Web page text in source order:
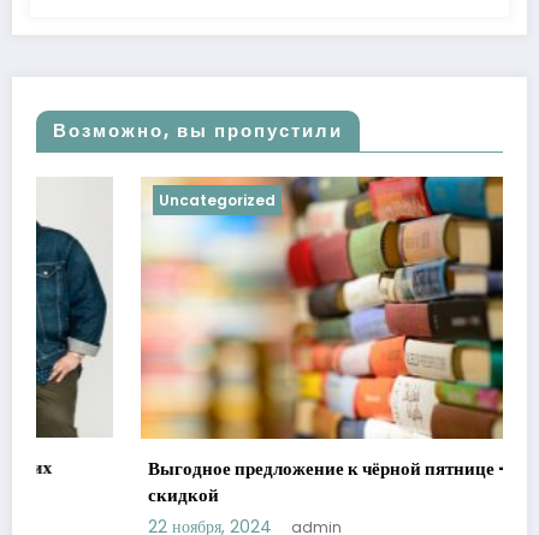
Возможно, вы пропустили
Uncategorized
Выгодное предложение к чёрной пятнице — книги со
22 ноября, 2024 admin